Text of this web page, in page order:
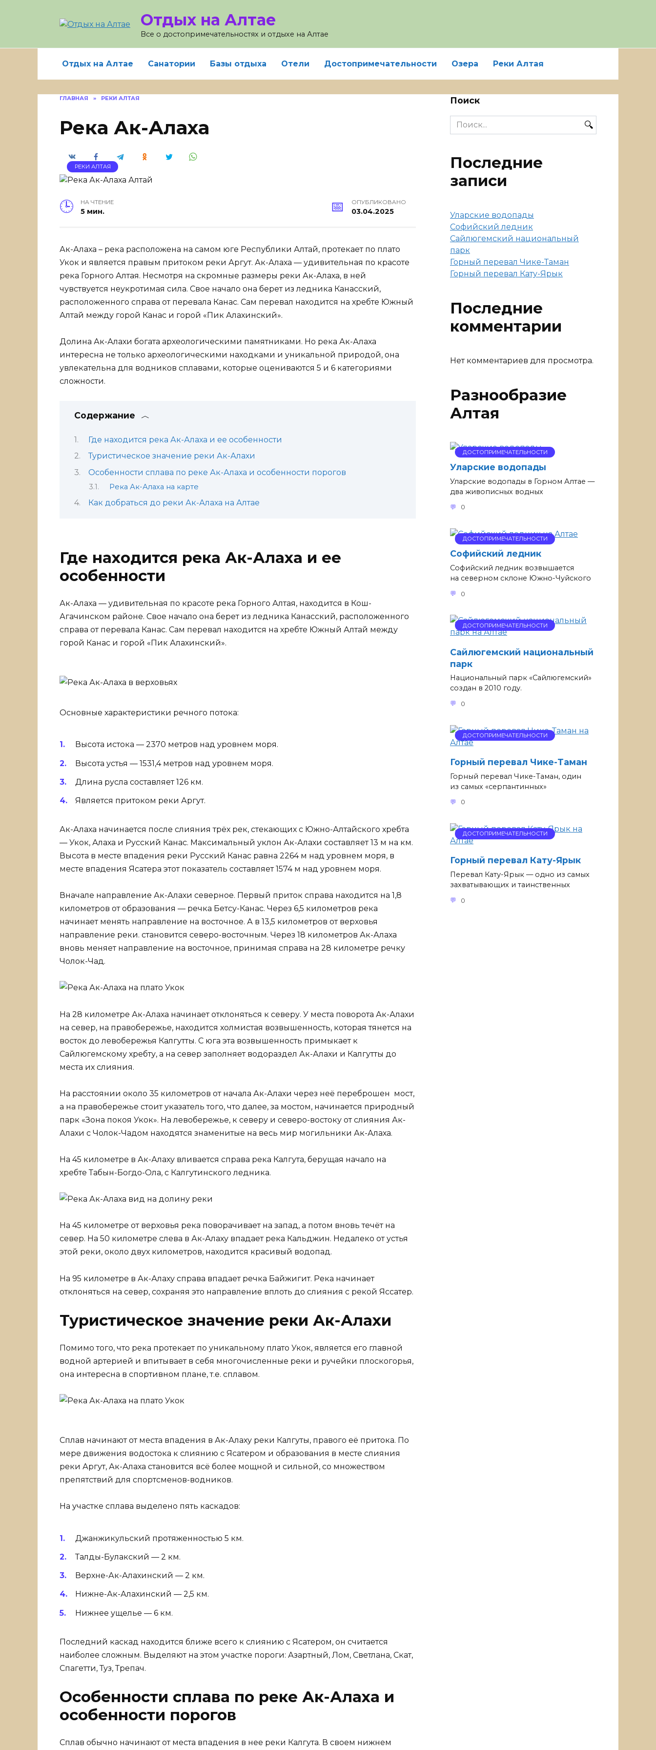
Отдых на Алтае
Все о достопримечательностях и отдыхе на Алтае
Отдых на Алтае Санатории Базы отдыха Отели Достопримечательности Озера Реки Алтая
ГЛАВНАЯ » РЕКИ АЛТАЯ
Река Ак-Алаха
РЕКИ АЛТАЯ
НА ЧТЕНИЕ
5 мин.
ОПУБЛИКОВАНО
03.04.2025
Ак-Алаха – река расположена на самом юге Республики Алтай, протекает по плато
Укок и является правым притоком реки Аргут. Ак-Алаха — удивительная по красоте
река Горного Алтая. Несмотря на скромные размеры реки Ак-Алаха, в ней
чувствуется неукротимая сила. Свое начало она берет из ледника Канасский,
расположенного справа от перевала Канас. Сам перевал находится на хребте Южный
Алтай между горой Канас и горой «Пик Алахинский».
Долина Ак-Алахи богата археологическими памятниками. Но река Ак-Алаха
интересна не только археологическими находками и уникальной природой, она
увлекательна для водников сплавами, которые оцениваются 5 и 6 категориями
сложности.
Содержание
Где находится река Ак-Алаха и ее особенности
Туристическое значение реки Ак-Алахи
Особенности сплава по реке Ак-Алаха и особенности порогов
Река Ак-Алаха на карте
Как добраться до реки Ак-Алаха на Алтае
Где находится река Ак-Алаха и ее
особенности
Ак-Алаха — удивительная по красоте река Горного Алтая, находится в Кош-
Агачинском районе. Свое начало она берет из ледника Канасский, расположенного
справа от перевала Канас. Сам перевал находится на хребте Южный Алтай между
горой Канас и горой «Пик Алахинский».
Основные характеристики речного потока:
Высота истока — 2370 метров над уровнем моря.
Высота устья — 1531,4 метров над уровнем моря.
Длина русла составляет 126 км.
Является притоком реки Аргут.
Ак-Алаха начинается после слияния трёх рек, стекающих с Южно-Алтайского хребта
— Укок, Алаха и Русский Канас. Максимальный уклон Ак-Алахи составляет 13 м на км.
Высота в месте впадения реки Русский Канас равна 2264 м над уровнем моря, в
месте впадения Ясатера этот показатель составляет 1574 м над уровнем моря.
Вначале направление Ак-Алахи северное. Первый приток справа находится на 1,8
километров от образования — речка Бетсу-Канас. Через 6,5 километров река
начинает менять направление на восточное. А в 13,5 километров от верховья
направление реки. становится северо-восточным. Через 18 километров Ак-Алаха
вновь меняет направление на восточное, принимая справа на 28 километре речку
Чолок-Чад.
На 28 километре Ак-Алаха начинает отклоняться к северу. У места поворота Ак-Алахи
на север, на правобережье, находится холмистая возвышенность, которая тянется на
восток до левобережья Калгутты. С юга эта возвышенность примыкает к
Сайлюгемскому хребту, а на север заполняет водораздел Ак-Алахи и Калгутты до
места их слияния.
На расстоянии около 35 километров от начала Ак-Алахи через неё переброшен мост,
а на правобережье стоит указатель того, что далее, за мостом, начинается природный
парк «Зона покоя Укок». На левобережье, к северу и северо-востоку от слияния Ак-
Алахи с Чолок-Чадом находятся знаменитые на весь мир могильники Ак-Алаха.
На 45 километре в Ак-Алаху вливается справа река Калгута, берущая начало на
хребте Табын-Богдо-Ола, с Калгутинского ледника.
На 45 километре от верховья река поворачивает на запад, а потом вновь течёт на
север. На 50 километре слева в Ак-Алаху впадает река Кальджин. Недалеко от устья
этой реки, около двух километров, находится красивый водопад.
На 95 километре в Ак-Алаху справа впадает речка Байжигит. Река начинает
отклоняться на север, сохраняя это направление вплоть до слияния с рекой Яссатер.
Туристическое значение реки Ак-Алахи
Помимо того, что река протекает по уникальному плато Укок, является его главной
водной артерией и впитывает в себя многочисленные реки и ручейки плоскогорья,
она интересна в спортивном плане, т.е. сплавом.
Сплав начинают от места впадения в Ак-Алаху реки Калгуты, правого её притока. По
мере движения водостока к слиянию с Ясатером и образования в месте слияния
реки Аргут, Ак-Алаха становится всё более мощной и сильной, со множеством
препятствий для спортсменов-водников.
На участке сплава выделено пять каскадов:
Джанжикульский протяженностью 5 км.
Талды-Булакский — 2 км.
Верхне-Ак-Алахинский — 2 км.
Нижне-Ак-Алахинский — 2,5 км.
Нижнее ущелье — 6 км.
Последний каскад находится ближе всего к слиянию с Ясатером, он считается
наиболее сложным. Выделяют на этом участке пороги: Азартный, Лом, Светлана, Скат,
Спагетти, Туз, Трепач.
Особенности сплава по реке Ак-Алаха и
особенности порогов
Сплав обычно начинают от места впадения в нее реки Калгута. В своем нижнем
Поиск
Search
for:
Последние
записи
Уларские водопады
Софийский ледник
Сайлюгемский национальный
парк
Горный перевал Чике-Таман
Горный перевал Кату-Ярык
Последние
комментарии
Нет комментариев для просмотра.
Разнообразие
Алтая
ДОСТОПРИМЕЧАТЕЛЬНОСТИ
Уларские водопады
Уларские водопады в Горном Алтае —
два живописных водных
0
ДОСТОПРИМЕЧАТЕЛЬНОСТИ
Софийский ледник
Софийский ледник возвышается
на северном склоне Южно-Чуйского
0
ДОСТОПРИМЕЧАТЕЛЬНОСТИ
Сайлюгемский национальный
парк
Национальный парк «Сайлюгемский»
создан в 2010 году.
0
ДОСТОПРИМЕЧАТЕЛЬНОСТИ
Горный перевал Чике-Таман
Горный перевал Чике-Таман, один
из самых «серпантинных»
0
ДОСТОПРИМЕЧАТЕЛЬНОСТИ
Горный перевал Кату-Ярык
Перевал Кату-Ярык — одно из самых
захватывающих и таинственных
0